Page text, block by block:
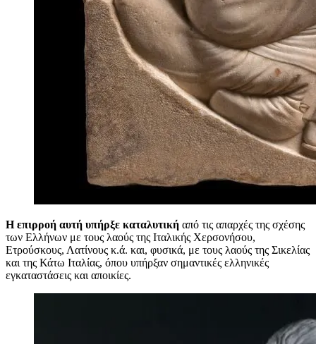
Η επιρροή αυτή υπήρξε καταλυτική από τις απαρχές της σχέσης
των Ελλήνων με τους λαούς της Ιταλικής Χερσονήσου,
Ετρούσκους, Λατίνους κ.ά. και, φυσικά, με τους λαούς της Σικελίας
και της Κάτω Ιταλίας, όπου υπήρξαν σημαντικές ελληνικές
εγκαταστάσεις και αποικίες.